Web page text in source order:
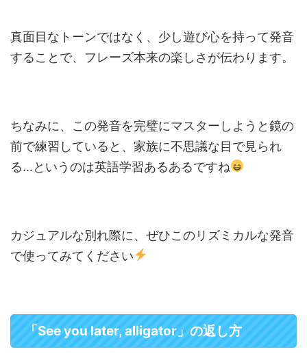
真面目なトーンではなく、少し遊び心を持って発音
することで、フレーズ本来の楽しさが伝わります。
ちなみに、この発音を完璧にマスターしようと鏡の
前で練習していると、家族に不思議な目で見られ
る...というのは英語学習あるあるですね
カジュアルな別れ際に、ぜひこのリズミカルな発音
で使ってみてください
「See you later, alligator」の返し方